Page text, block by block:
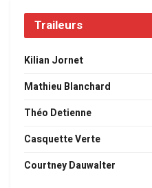
Traileurs
Kilian Jornet
Mathieu Blanchard
Théo Detienne
Casquette Verte
Courtney Dauwalter